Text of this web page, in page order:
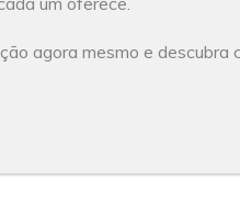
agora mesmo e descubra